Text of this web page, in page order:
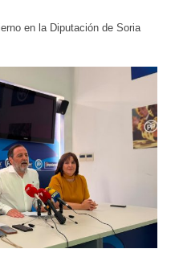
en la Diputación de Soria